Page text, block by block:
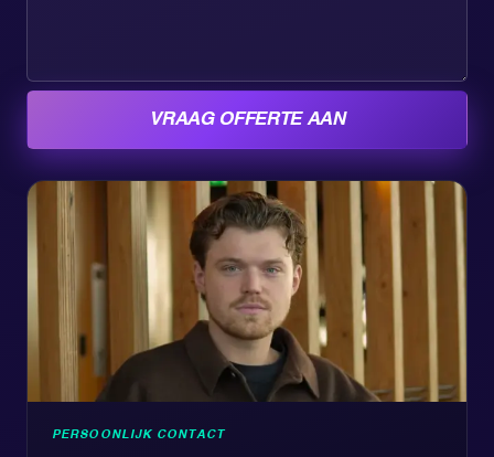
VRAAG OFFERTE AAN
PERSOONLIJK CONTACT